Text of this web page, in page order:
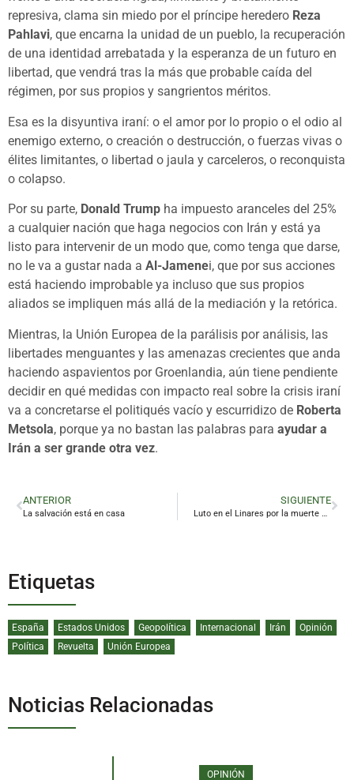
represiva, clama sin miedo por el príncipe heredero Reza
Pahlavi, que encarna la unidad de un pueblo, la recuperación
de una identidad arrebatada y la esperanza de un futuro en
libertad, que vendrá tras la más que probable caída del
régimen, por sus propios y sangrientos méritos.
Esa es la disyuntiva iraní: o el amor por lo propio o el odio al
enemigo externo, o creación o destrucción, o fuerzas vivas o
élites limitantes, o libertad o jaula y carceleros, o reconquista
o colapso.
Por su parte, Donald Trump ha impuesto aranceles del 25%
a cualquier nación que haga negocios con Irán y está ya
listo para intervenir de un modo que, como tenga que darse,
no le va a gustar nada a Al-Jamenei, que por sus acciones
está haciendo improbable ya incluso que sus propios
aliados se impliquen más allá de la mediación y la retórica.
Mientras, la Unión Europea de la parálisis por análisis, las
libertades menguantes y las amenazas crecientes que anda
haciendo aspavientos por Groenlandia, aún tiene pendiente
decidir en qué medidas con impacto real sobre la crisis iraní
va a concretarse el politiqués vacío y escurridizo de Roberta
Metsola, porque ya no bastan las palabras para ayudar a
Irán a ser grande otra vez.
ANTERIOR
La salvación está en casa
SIGUIENTE
Luto en el Linares por la muerte de su abonado número 1
Etiquetas
España Estados Unidos Geopolítica Internacional Irán
Opinión
Política
Revuelta Unión Europea
Noticias Relacionadas
OPINIÓN